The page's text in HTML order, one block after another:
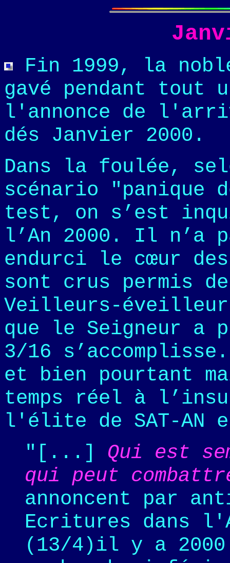
Fin 1999, la
gavé pendant tout
l'annonce de
dés Janvier 2000.
Dans la foulée,
scénario "panique
test, on s’est
l’An 2000. Il n’a
endurci le cœur
sont crus permis
Veilleurs-éveilleurs
que le Seigneur a
3/16
et bien pourtant
temps réel à
l'élite de SAT-AN
"[...] Qui est
qui peut
annoncent par
Ecritures dans
(13/4)il y a 2000